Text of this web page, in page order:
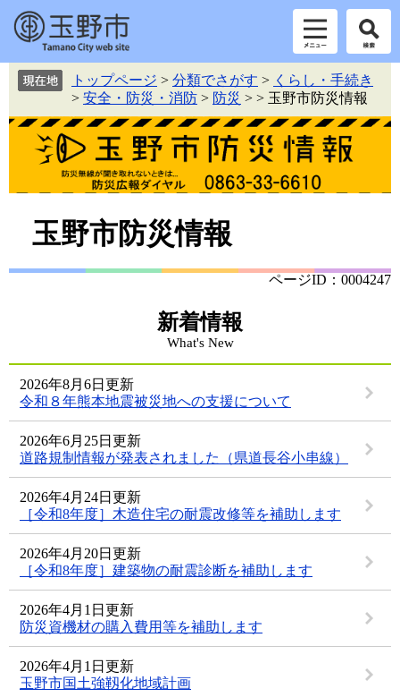
の
ー
へ
トップページ > 分類でさがす > くらし・手続き
> 安全・防災・消防 > 防災 > > 玉野市防災情報
玉野市防災情報
ページID：0004247
新着情報
What's New
2026年8月6日更新
令和８年熊本地震被災地への支援について
2026年6月25日更新
道路規制情報が発表されました（県道長谷小串線）
2026年4月24日更新
［令和8年度］木造住宅の耐震改修等を補助します
2026年4月20日更新
［令和8年度］建築物の耐震診断を補助します
2026年4月1日更新
防災資機材の購入費用等を補助します
2026年4月1日更新
玉野市国土強靱化地域計画